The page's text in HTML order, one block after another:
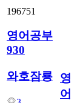
196751
영어공부
930
와호잠룡
영
어